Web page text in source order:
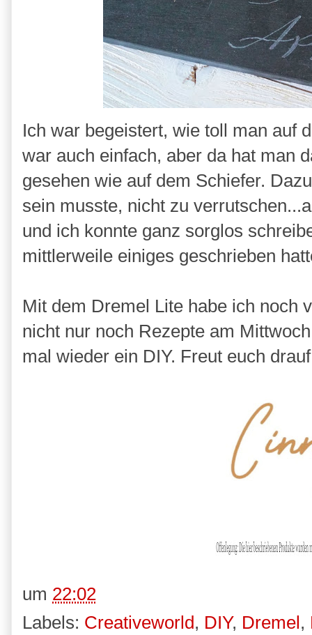
Ich war begeistert, wie toll man auf
war auch einfach, aber da hat man
gesehen wie auf dem Schiefer.
sein musste, nicht zu
und ich konnte ganz sorglos
mittlerweile einiges geschrieben
Mit dem Dremel Lite habe ich noch
nicht nur noch Rezepte am
mal wieder ein DIY. Freut euch
um 22:02
Labels: Creativeworld, DIY, Dremel,